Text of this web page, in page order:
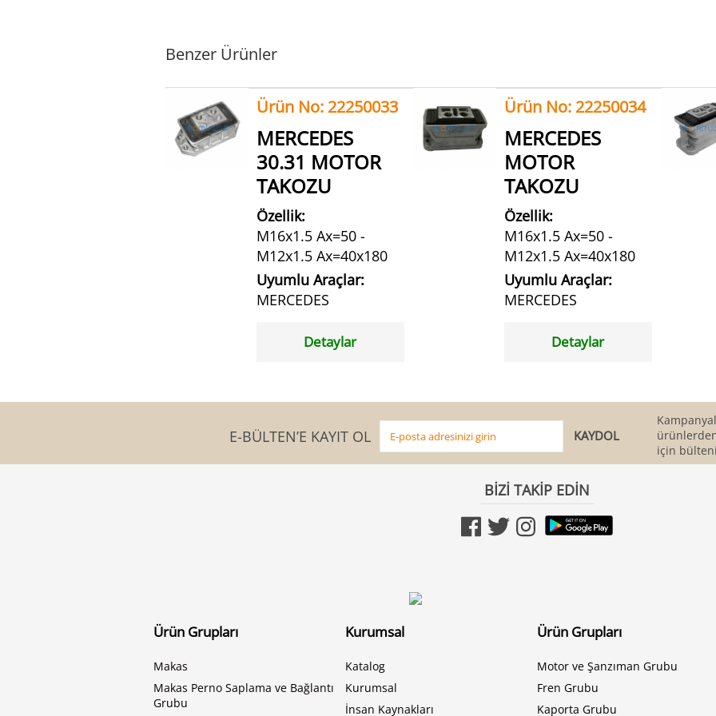
Benzer Ürünler
Ürün No: 22250033
MERCEDES
30.31 MOTOR
TAKOZU
Özellik:
M16x1.5 Ax=50 -
M12x1.5 Ax=40x180
Uyumlu Araçlar:
MERCEDES
Detaylar
Ürün No: 22250034
MERCEDES
MOTOR
TAKOZU
Özellik:
M16x1.5 Ax=50 -
M12x1.5 Ax=40x180
Uyumlu Araçlar:
MERCEDES
Detaylar
E-BÜLTEN’E KAYIT OL
için
BİZİ TAKİP EDİN
Ürün Grupları
Makas
Makas Perno Saplama ve Bağlantı
Grubu
Kurumsal
Katalog
Kurumsal
İnsan Kaynakları
Ürün Grupları
Motor ve Şanzıman Grubu
Fren Grubu
Kaporta Grubu